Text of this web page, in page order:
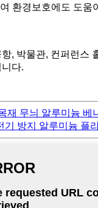
환경보호에도 도움
, 박물관, 컨퍼런스
다.
재 무늬 알루미늄 베
기 방지 알루미늄 플